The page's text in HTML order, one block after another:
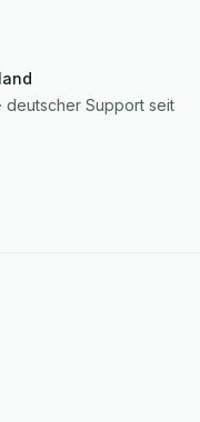
deutscher Support seit